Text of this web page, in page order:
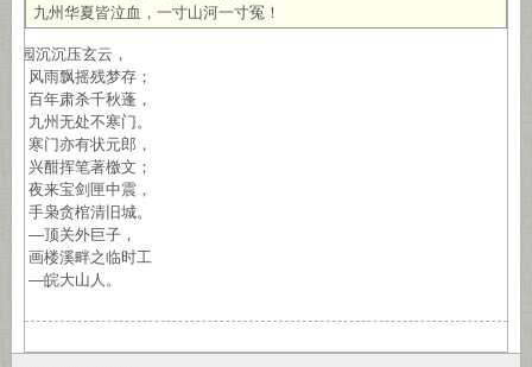
九州华夏皆泣血，一寸山河一寸冤！
故园沉沉压玄云，
风雨飘摇残梦存；
百年肃杀千秋蓬，
九州无处不寒门。
寒门亦有状元郎，
兴酣挥笔著檄文；
夜来宝剑匣中震，
手枭贪棺清旧城。
—顶关外巨子，
画楼溪畔之临时工
—皖大山人。